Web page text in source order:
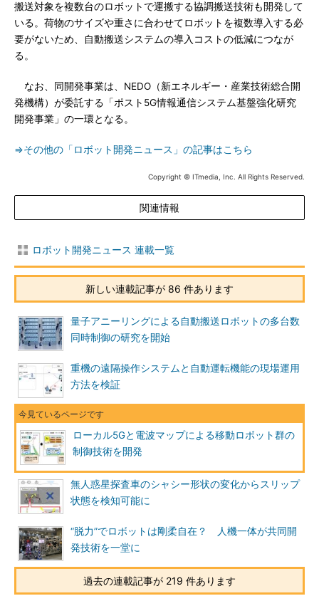
搬送対象を複数台のロボットで運搬する協調搬送技術も開発して
いる。荷物のサイズや重さに合わせてロボットを複数導入する必
要がないため、自動搬送システムの導入コストの低減につなが
る。
なお、同開発事業は、NEDO（新エネルギー・産業技術総合開
発機構）が委託する「ポスト5G情報通信システム基盤強化研究
開発事業」の一環となる。
⇒その他の「ロボット開発ニュース」の記事はこちら
Copyright © ITmedia, Inc. All Rights Reserved.
関連情報
ロボット開発ニュース 連載一覧
新しい連載記事が 86 件あります
量子アニーリングによる自動搬送ロボットの多台数
同時制御の研究を開始
重機の遠隔操作システムと自動運転機能の現場運用
方法を検証
ローカル5Gと電波マップによる移動ロボット群の
制御技術を開発
無人惑星探査車のシャシー形状の変化からスリップ
状態を検知可能に
“脱力”でロボットは剛柔自在？ 人機一体が共同開
発技術を一堂に
過去の連載記事が 219 件あります